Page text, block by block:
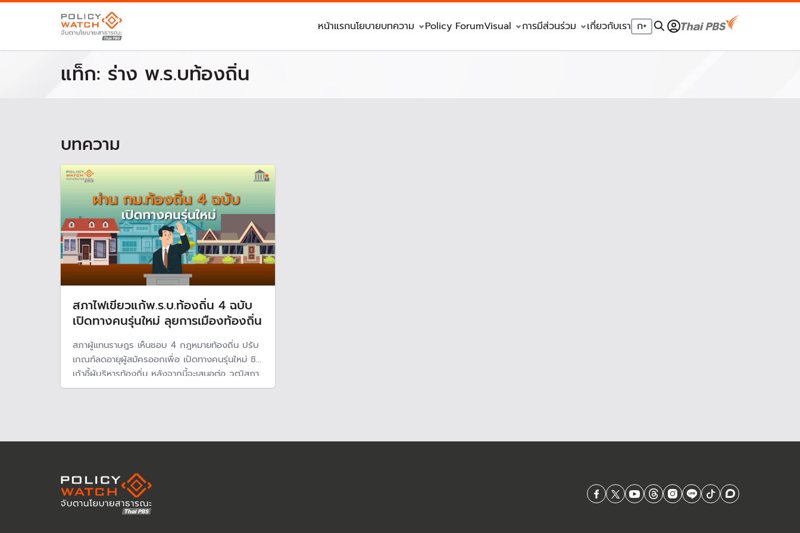
หน้าแรกนโยบายบทความ Policy ForumVisual การมีส่วนร่วม เกี่ยวกับเรา ก+
แท็ก: ร่าง พ.ร.บท้องถิ่น
บทความ
สภาไฟเขียวแก้พ.ร.บ.ท้องถิ่น 4 ฉบับ
เปิดทางคนรุ่นใหม่ ลุยการเมืองท้องถิ่น
สภาผู้แทนราษฎร เห็นชอบ 4 กฎหมายท้องถิ่น ปรับ
เกณฑ์ลดอายุผู้สมัครออกเพื่อ เปิดทางคนรุ่นใหม่ ชิง
เก้าอี้ผู้บริหารท้องถิ่น หลังจากนี้จะเสนอต่อ วุฒิสภา
พิจารณา ซึ่งคาดว่าจะสามารถทันการจัดเลือกตั้ง